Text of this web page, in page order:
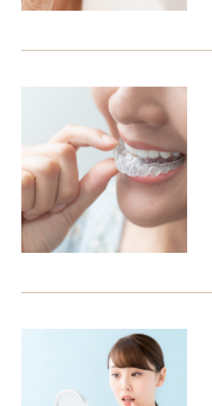
補綴治療
ホワイトニング
ホワイトエッセン